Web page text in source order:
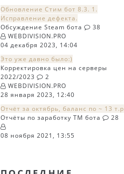
Обновление Стим бот 8.3. 1.
Исправление дефекта.
Обсуждение Steam бота
38
WEBDIVISION.PRO
04 декабря 2023, 14:04
Это уже давно было:)
Корректировка цен на серверы
2022/2023
2
WEBDIVISION.PRO
28 января 2023, 12:40
Отчёт за октябрь, баланс по ~ 13 т.р
Отчёты по заработку TM бота
28
08 ноября 2021, 13:55